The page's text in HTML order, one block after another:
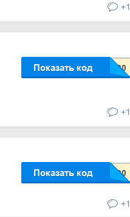
+1
Показать код
+1
Показать код
+1